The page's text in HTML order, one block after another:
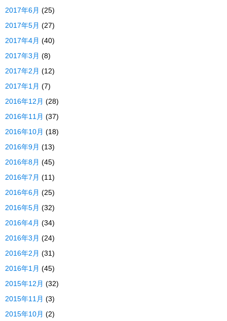
2017年6月 (25)
2017年5月 (27)
2017年4月 (40)
2017年3月 (8)
2017年2月 (12)
2017年1月 (7)
2016年12月 (28)
2016年11月 (37)
2016年10月 (18)
2016年9月 (13)
2016年8月 (45)
2016年7月 (11)
2016年6月 (25)
2016年5月 (32)
2016年4月 (34)
2016年3月 (24)
2016年2月 (31)
2016年1月 (45)
2015年12月 (32)
2015年11月 (3)
2015年10月 (2)